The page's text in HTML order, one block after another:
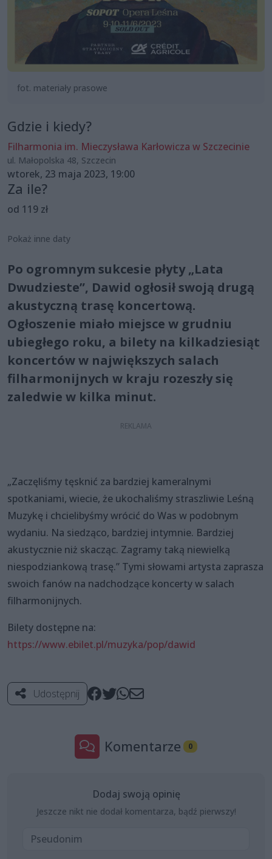
fot. materiały prasowe
Gdzie i kiedy?
Filharmonia im. Mieczysława Karłowicza w Szczecinie
ul. Małopolska 48, Szczecin
wtorek, 23 maja 2023, 19:00
Za ile?
od 119 zł
Pokaż inne daty
Po ogromnym sukcesie płyty „Lata
Dwudzieste”, Dawid ogłosił swoją drugą
akustyczną trasę koncertową.
Ogłoszenie miało miejsce w grudniu
ubiegłego roku, a bilety na kilkadziesiąt
koncertów w największych salach
filharmonijnych w kraju rozeszły się
zaledwie w kilka minut.
„Zaczęliśmy tęsknić za bardziej kameralnymi
spotkaniami, wiecie, że ukochaliśmy straszliwie Leśną
Muzykę i chcielibyśmy wrócić do Was w podobnym
wydaniu. Na siedząco, bardziej intymnie. Bardziej
akustycznie niż skacząc. Zagramy taką niewielką
niespodziankową trasę.” Tymi słowami artysta zaprasza
swoich fanów na nadchodzące koncerty w salach
filharmonijnych.
Bilety dostępne na:
https://www.ebilet.pl/muzyka/pop/dawid
Udostępnij
Komentarze 0
Dodaj swoją opinię
Jeszcze nikt nie dodał komentarza, bądź pierwszy!